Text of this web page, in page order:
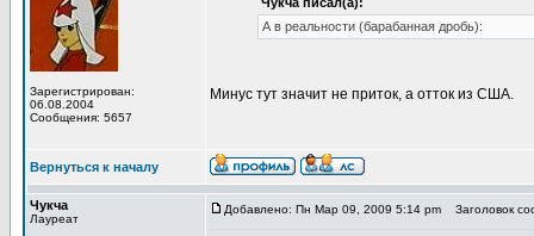
Зарегистрирован:
06.08.2004
Сообщения: 5657
А в реальности (барабанная дробь):
Минус тут значит не приток, а отток из США.
Вернуться к началу
Чукча
Лауреат
Добавлено: Пн Мар 09, 2009 5:14 pm Заголовок